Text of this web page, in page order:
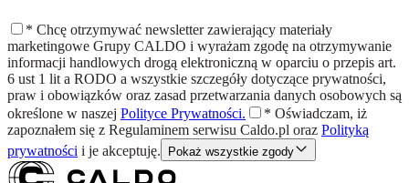
* Chcę otrzymywać newsletter zawierający materiały
marketingowe Grupy CALDO i wyrażam zgodę na otrzymywanie
informacji handlowych drogą elektroniczną w oparciu o przepis art.
6 ust 1 lit a RODO a wszystkie szczegóły dotyczące prywatności,
praw i obowiązków oraz zasad przetwarzania danych osobowych są
określone w naszej Polityce Prywatności. * Oświadczam, iż
zapoznałem się z Regulaminem serwisu Caldo.pl oraz Polityką
prywatności i je akceptuję. Pokaż wszystkie zgody